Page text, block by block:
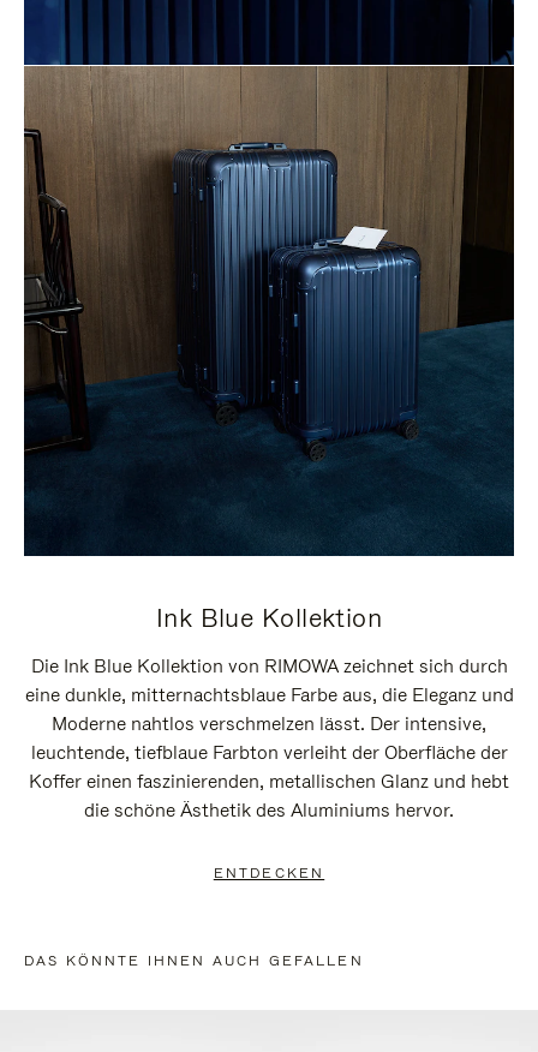
Ink Blue Kollektion
Die Ink Blue Kollektion von RIMOWA zeichnet sich durch
eine dunkle, mitternachtsblaue Farbe aus, die Eleganz und
Moderne nahtlos verschmelzen lässt. Der intensive,
leuchtende, tiefblaue Farbton verleiht der Oberfläche der
Koffer einen faszinierenden, metallischen Glanz und hebt
die schöne Ästhetik des Aluminiums hervor.
ENTDECKEN
DAS KÖNNTE IHNEN AUCH GEFALLEN